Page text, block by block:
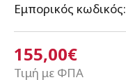
155,00€
Τιμή με ΦΠΑ
Εμπορικός κωδικός: